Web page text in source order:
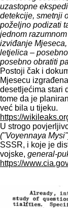
uzastopne
detekcije, smetnji
poželjno podizati
jednom
izviđanje
letjelica –
posebno obratiti
Postoji čak i
Mjesecu
desetljećima stari
tome da je
već bila u tijeku.
https://
U strogo
("Voyennaya
SSSR, i koje je
vojske, general-
https://